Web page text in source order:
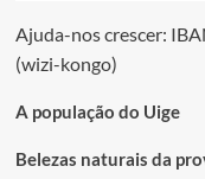
Ajuda-nos crescer:
(wizi-kongo)
A população do Uige
Belezas naturais da